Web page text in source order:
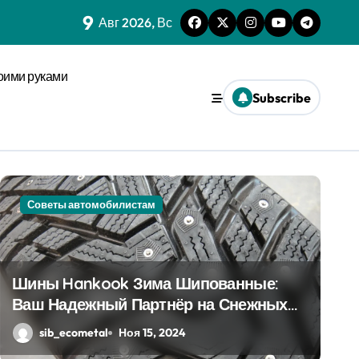
анализа кожи
сенсорной перегрузке
макроуровня
системах
активации
9 Авг 2026, Вс
руками
Subscribe
Uncategorised
Советы автомобилистам
Шины Hankook Зима Шипованные:
Ваш Надежный Партнёр на Снежных
Дорогахsib_ecometal Ноя 15, 2024